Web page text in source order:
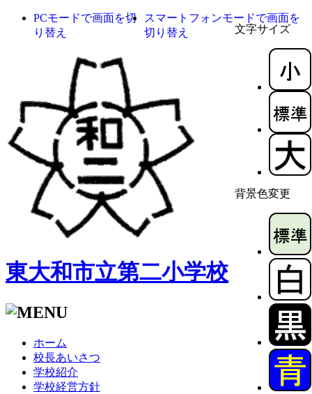
文字サイズ
背景色変更
PCモードで画面を切
り替え
スマートフォンモードで画面を
切り替え
東大和市立第二小学校
ホーム
校長あいさつ
学校紹介
学校経営方針